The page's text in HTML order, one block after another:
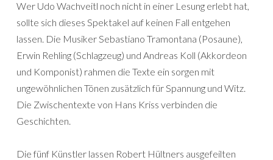
Wer Udo Wachveitl noch nicht in einer Lesung erlebt hat,
sollte sich dieses Spektakel auf keinen Fall entgehen
lassen. Die Musiker Sebastiano Tramontana (Posaune),
Erwin Rehling (Schlagzeug) und Andreas Koll (Akkordeon
und Komponist) rahmen die Texte ein sorgen mit
ungewöhnlichen Tönen zusätzlich für Spannung und Witz.
Die Zwischentexte von Hans Kriss verbinden die
Geschichten.
Die fünf Künstler lassen Robert Hültners ausgefeilten